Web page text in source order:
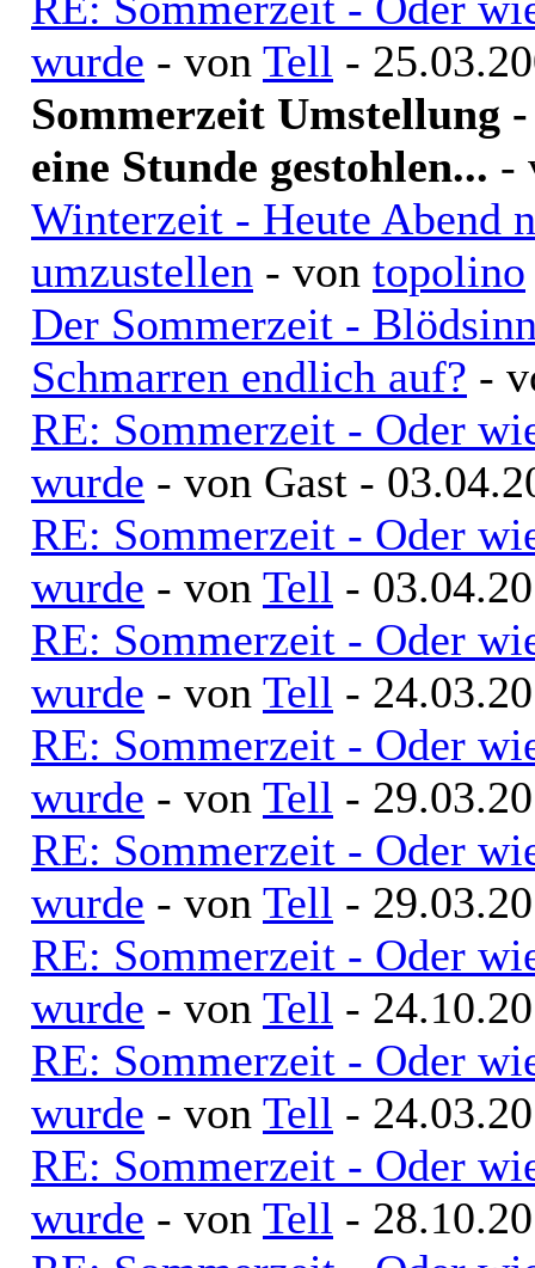
wurde - von Tell -
Sommerzeit Umstellung
eine Stunde gestohlen... -
Winterzeit - Heute Abend
umzustellen - von topolino
Der Sommerzeit -
Schmarren endlich auf? -
RE: Sommerzeit - Oder
wurde - von Gast -
RE: Sommerzeit - Oder
wurde - von Tell -
RE: Sommerzeit - Oder
wurde - von Tell -
RE: Sommerzeit - Oder
wurde - von Tell -
RE: Sommerzeit - Oder
wurde - von Tell -
RE: Sommerzeit - Oder
wurde - von Tell -
RE: Sommerzeit - Oder
wurde - von Tell -
RE: Sommerzeit - Oder
wurde - von Tell -